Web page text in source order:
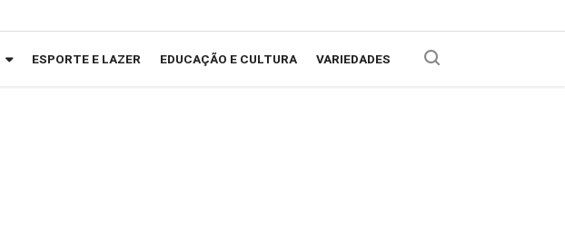
ESPORTE E LAZER EDUCAÇÃO E CULTURA VARIEDADES